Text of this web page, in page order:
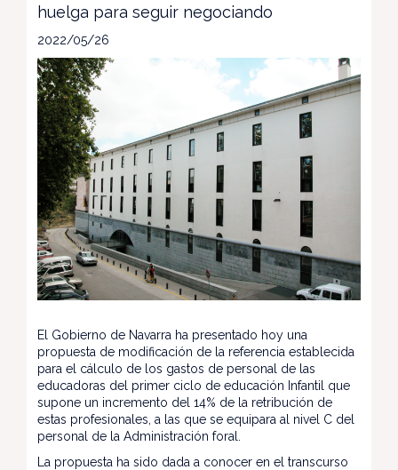
huelga para seguir negociando
2022/05/26
El Gobierno de Navarra ha presentado hoy una
propuesta de modificación de la referencia establecida
para el cálculo de los gastos de personal de las
educadoras del primer ciclo de educación Infantil que
supone un incremento del 14% de la retribución de
estas profesionales, a las que se equipara al nivel C del
personal de la Administración foral.
La propuesta ha sido dada a conocer en el transcurso